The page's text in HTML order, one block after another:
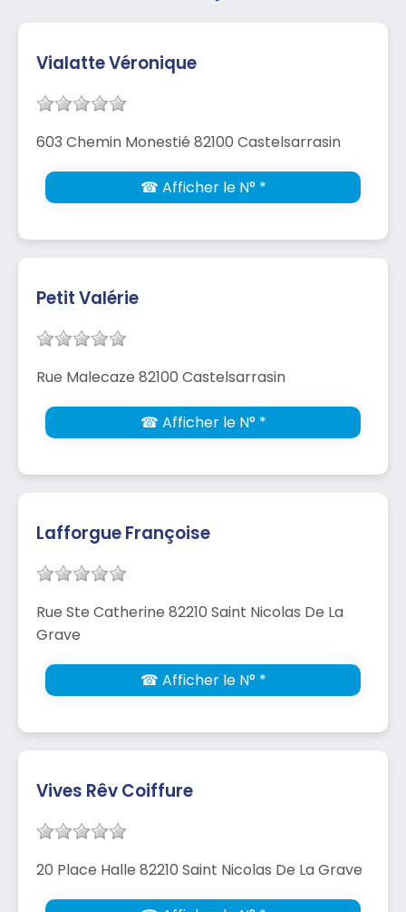
Vialatte Véronique
603 Chemin Monestié 82100 Castelsarrasin
☎ Afficher le N° *
Petit Valérie
Rue Malecaze 82100 Castelsarrasin
☎ Afficher le N° *
Lafforgue Françoise
Rue Ste Catherine 82210 Saint Nicolas De La
Grave
☎ Afficher le N° *
Vives Rêv Coiffure
20 Place Halle 82210 Saint Nicolas De La Grave